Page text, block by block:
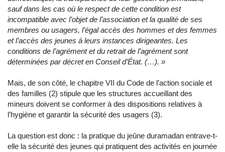
sauf dans les cas où le respect de cette condition est
incompatible avec l’objet de l’association et la qualité de ses
membres ou usagers, l’égal accès des hommes et des femmes
et l’accès des jeunes à leurs instances dirigeantes. Les
conditions de l’agrément et du retrait de l’agrément sont
déterminées par décret en Conseil d’État. (…). »
Mais, de son côté, le chapitre VII du Code de l’action sociale et
des familles (2) stipule que les structures accueillant des
mineurs doivent se conformer à des dispositions relatives à
l’hygiène et garantir la sécurité des usagers (3).
La question est donc : la pratique du jeûne duramadan entrave-t-
elle la sécurité des jeunes qui pratiquent des activités en journée